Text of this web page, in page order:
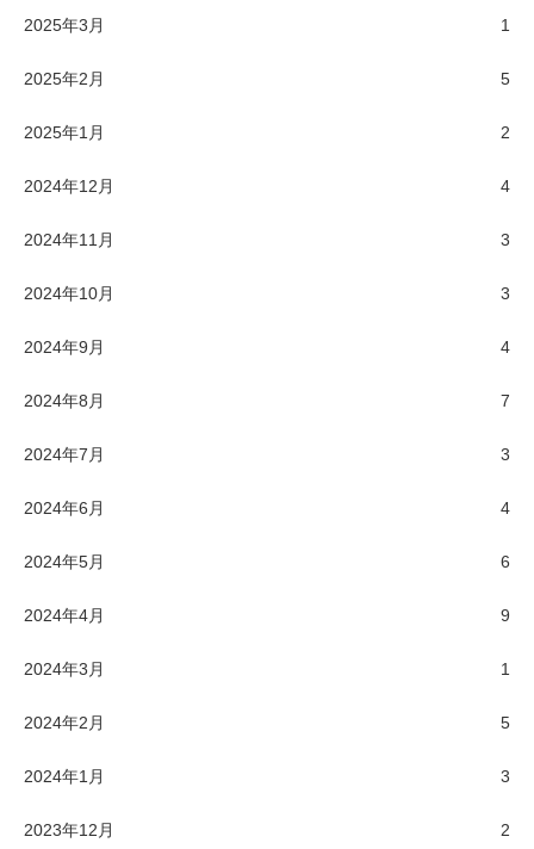
2025年3月 1
2025年2月 5
2025年1月 2
2024年12月 4
2024年11月 3
2024年10月 3
2024年9月 4
2024年8月 7
2024年7月 3
2024年6月 4
2024年5月 6
2024年4月 9
2024年3月 1
2024年2月 5
2024年1月 3
2023年12月 2